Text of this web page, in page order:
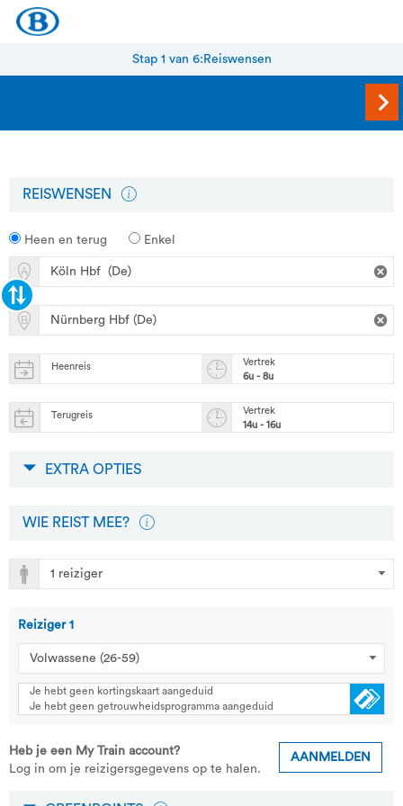
Stap 1 van 6: Reiswensen
REISWENSEN
Heen en terug Enkel
Heenreis
Vertrek
6u - 8u
Terugreis
Vertrek
14u - 16u
EXTRA OPTIES
WIE REIST MEE?
Reiziger 1
Je hebt geen kortingskaart aangeduid
Je hebt geen getrouwheidsprogramma aangeduid
Heb je een My Train account?
Log in om je reizigersgegevens op te halen.
AANMELDEN